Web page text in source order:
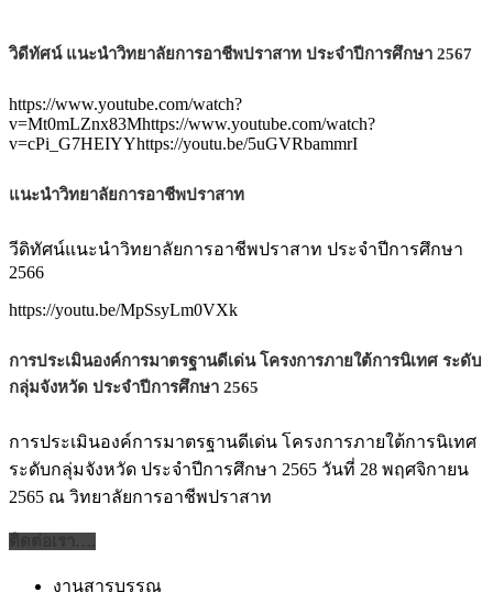
วิดีทัศน์ แนะนำวิทยาลัยการอาชีพปราสาท ประจำปีการศึกษา 2567
https://www.youtube.com/watch?
v=Mt0mLZnx83Mhttps://www.youtube.com/watch?
v=cPi_G7HEIYYhttps://youtu.be/5uGVRbammrI
แนะนำวิทยาลัยการอาชีพปราสาท
วีดิทัศน์แนะนำวิทยาลัยการอาชีพปราสาท ประจำปีการศึกษา
2566
https://youtu.be/MpSsyLm0VXk
การประเมินองค์การมาตรฐานดีเด่น โครงการภายใต้การนิเทศ ระดับ
กลุ่มจังหวัด ประจำปีการศึกษา 2565
การประเมินองค์การมาตรฐานดีเด่น โครงการภายใต้การนิเทศ
ระดับกลุ่มจังหวัด ประจำปีการศึกษา 2565 วันที่ 28 พฤศจิกายน
2565 ณ วิทยาลัยการอาชีพปราสาท
งานสารบรรณ